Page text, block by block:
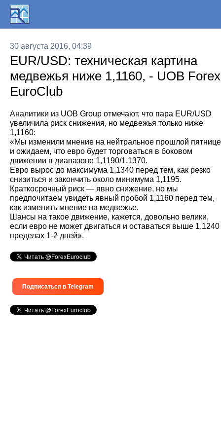
30 августа 2016, 04:39
EUR/USD: техническая картина
медвежья ниже 1,1160, - UOB Forex
EuroClub
Аналитики из UOB Group отмечают, что пара EUR/USD
увеличила риск снижения, но медвежья только ниже
1,1160:
«Мы изменили мнение на нейтральное прошлой
и ожидаем, что евро будет торговаться в боковом
движении в диапазоне 1,1190/1,1370.
Евро вырос до максимума 1,1340 перед тем, как резко
снизиться и закончить около минимума 1,1195.
Краткосрочный риск — явно снижение, но мы
предпочитаем увидеть явный пробой 1,1160 перед тем,
как изменить мнение на медвежье.
Шансы на такое движение, кажется, довольно велики,
если евро не может двигаться и оставаться выше 1,1240
пределах 1-2 дней».
Подписаться в Telegram